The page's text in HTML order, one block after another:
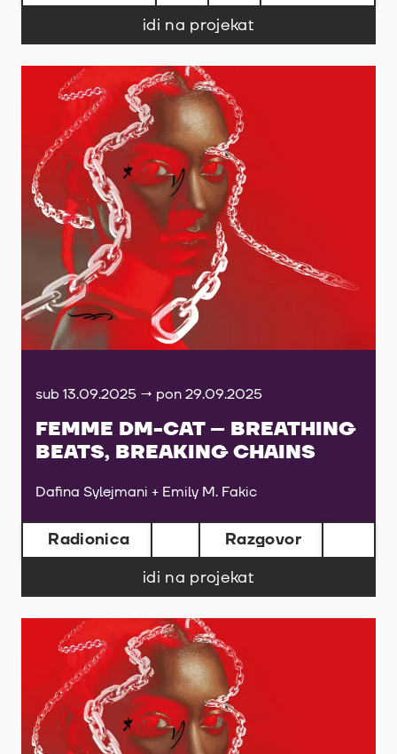
idi na projekat
sub 13.09.2025 → pon 29.09.2025
FEMME DM-CAT – BREATHING
BEATS, BREAKING CHAINS
Dafina Sylejmani + Emily M. Fakic
Radionica
Razgovor
idi na projekat